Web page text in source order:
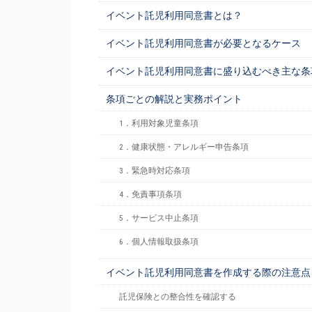
イベント託児利用同意書とは？
イベント託児利用同意書が必要となるケース
イベント託児利用同意書に盛り込むべき主な
条項ごとの解説と実務ポイント
1．利用対象児童条項
2．健康状態・アレルギー申告条項
3．緊急時対応条項
4．免責事項条項
5．サービス中止条項
6．個人情報取扱条項
イベント託児利用同意書を作成する際の注意点
託児保険との整合性を確認する